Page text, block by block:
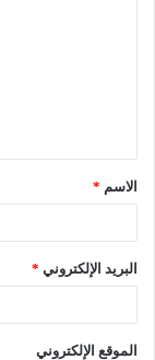
ق
*الاسم *
البريد الإلكتروني *
الموقع الإلكتروني